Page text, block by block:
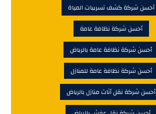
أحسن شركة كشف تسريبات المياة
أحسن شركة نظافة عامة
أحسن شركة نظافة عامة بالرياض
أحسن شركة نظافة عامة للمنازل
أحسن شركة نقل أثاث منازل بالرياض